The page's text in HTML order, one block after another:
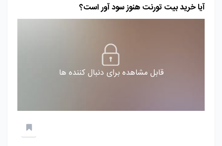
آیا خرید بیت تورنت هنوز سود آور است؟
قابل مشاهده برای دنبال کننده ها